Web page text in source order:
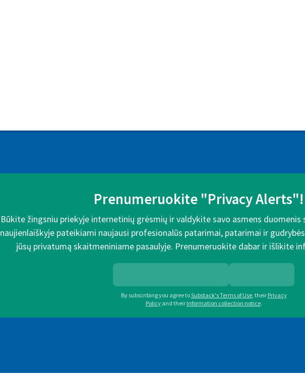
Prenumeruokite "Privacy Alerts"!
Būkite žingsniu priekyje internetinių grėsmių ir valdykite savo asmens duomenis
naujienlaiškyje pateikiami naujausi profesionalūs patarimai, patarimai ir
jūsų privatumą skaitmeniniame pasaulyje. Prenumeruokite dabar ir išlikite
By subscribing you agree toSubstack's Terms of Use, their Privacy
Policy and their Information collection notice.